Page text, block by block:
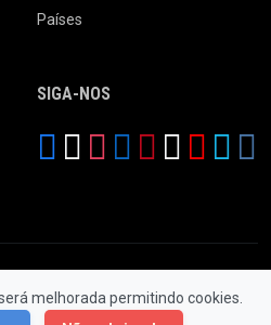
melhorada permitindo cookies.
Países
SIGA-NOS
os Direitos Reservados.